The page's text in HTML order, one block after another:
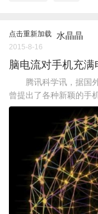
点击重新加载 水晶晶
2015-8-16
脑电流对手机充
腾讯科学讯，据国外
曾提出了各种新颖的手